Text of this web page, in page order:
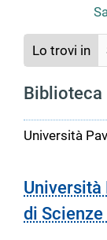
Lo trovi in
Biblioteca
Università
Università
di